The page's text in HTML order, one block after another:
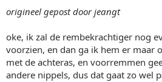
origineel gepost door jeangt
oke, ik zal de rembekrachtiger nog
voorzien, en dan ga ik hem er maar
met de achteras, en voorremmen
andere nippels, dus dat gaat zo wel